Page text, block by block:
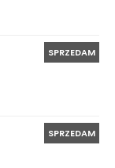
SPRZEDAM
SPRZEDAM